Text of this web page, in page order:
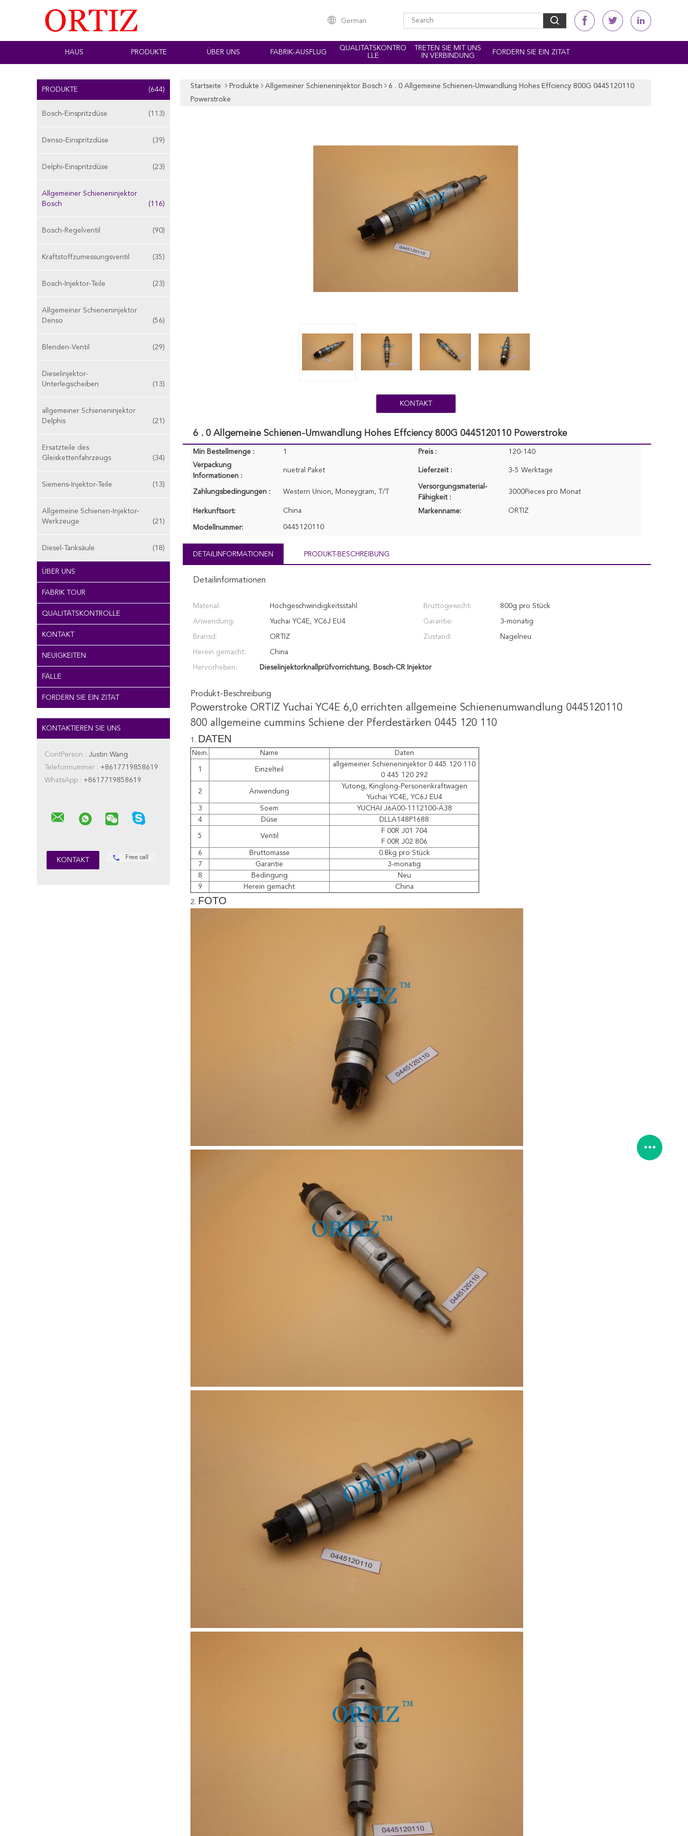
German
HAUS PRODUKTE ÜBER UNS FABRIK-AUSFLUG
QUALITÄTSKONTRO
LLE
TRETEN SIE MIT UNS
IN VERBINDUNG
FORDERN SIE EIN ZITAT
PRODUKTE (644)
Bosch-Einspritzdüse (113)
Denso-Einspritzdüse (39)
Delphi-Einspritzdüse (23)
Allgemeiner Schieneninjektor
Bosch
(116)
Bosch-Regelventil (90)
Kraftstoffzumessungsventil (35)
Bosch-Injektor-Teile (23)
Allgemeiner Schieneninjektor
Denso
(56)
Blenden-Ventil (29)
Dieselinjektor-
Unterlegscheiben
(13)
allgemeiner Schieneninjektor
Delphis
(21)
Ersatzteile des
Gleiskettenfahrzeugs
(34)
Siemens-Injektor-Teile (13)
Allgemeine Schienen-Injektor-
Werkzeuge
(21)
Diesel-Tanksäule (18)
ÜBER UNS
FABRIK TOUR
QUALITÄTSKONTROLLE
KONTAKT
NEUIGKEITEN
FÄLLE
FORDERN SIE EIN ZITAT
KONTAKTIEREN SIE UNS
ContPerson : Justin Wang
Telefonnummer : +8617719858619
WhatsApp : +8617719858619
Free call
Startseite Produkte Allgemeiner Schieneninjektor Bosch
6 . 0 Allgemeine Schienen-Umwandlung Hohes Effciency 800G 0445120110
Powerstroke
KONTAKT
6 . 0 Allgemeine Schienen-Umwandlung Hohes Effciency 800G 0445120110 Powerstroke
Min Bestellmenge : 1 Preis :
120-140
Verpackung
Informationen :
nuetral Paket Lieferzeit : 3-5 Werktage
Zahlungsbedingungen : Western Union, Moneygram, T/T
Versorgungsmaterial-
Fähigkeit :
3000Pieces pro Monat
Herkunftsort: China Markenname: ORTIZ
Modellnummer: 0445120110
DETAILINFORMATIONEN PRODUKT-BESCHREIBUNG
Detailinformationen
Material: Hochgeschwindigkeitsstahl Bruttogewicht: 800g pro Stück
Anwendung: Yuchai YC4E, YC6J EU4 Garantie: 3-monatig
Bransd: ORTIZ Zustand: Nagelneu
Herein gemacht: China
Hervorheben: Dieselinjektorknallprüfvorrichtung, Bosch-CR Injektor
Produkt-Beschreibung
Powerstroke ORTIZ Yuchai YC4E 6,0 errichten allgemeine Schienenumwandlung 0445120110
800 allgemeine cummins Schiene der Pferdestärken 0445 120 110
1. DATEN
Nein. Name Daten
1 Einzelteil
allgemeiner Schieneninjektor 0 445 120 110
0 445 120 292
2 Anwendung
Yutong, Kinglong-Personenkraftwagen
Yuchai YC4E, YC6J EU4
3
Soem
YUCHAI J6A00-1112100-A38
4
Düse DLLA148P1688
5 Ventil
F 00R J01 704
F 00R J02 806
6
Bruttomasse
0.8kg pro Stück
7
Garantie
3-monatig
8
Bedingung
Neu
9
Herein gemacht China
2. FOTO